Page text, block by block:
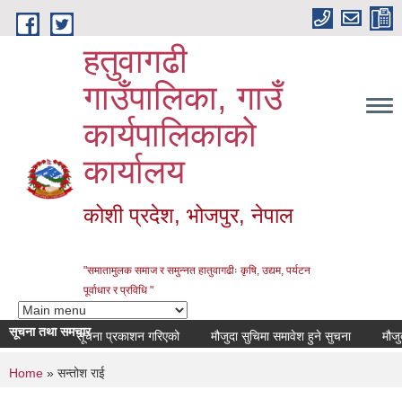
Skip to main content
हतुवागढी
गाउँपालिका, गाउँ
कार्यपालिकाको
कार्यालय
कोशी प्रदेश, भोजपुर, नेपाल
"समातामुलक समाज र समुन्नत हातुवागढीः कृषि, उद्यम, पर्यटन
पूर्वाधार र प्रविधि "
सूचना तथा समचारसूचना प्रकाशन गरिएको मौजुदा सुचिमा समावेश हुने सुचना
You are here
Home » सन्तोश राई